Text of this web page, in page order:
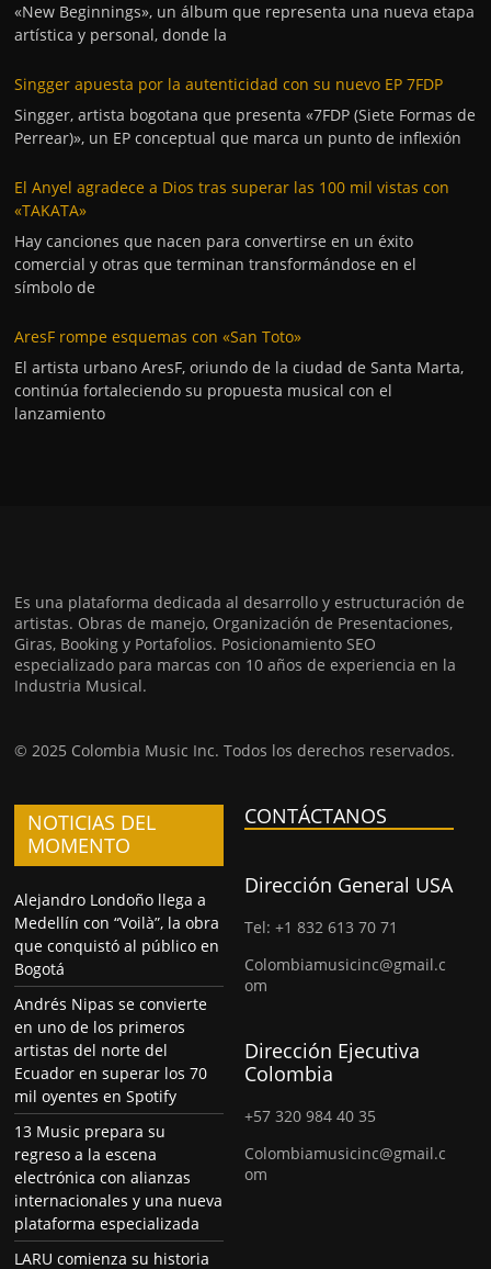
«New Beginnings», un álbum que representa una nueva etapa
artística y personal, donde la
Singger apuesta por la autenticidad con su nuevo EP 7FDP
Singger, artista bogotana que presenta «7FDP (Siete Formas de
Perrear)», un EP conceptual que marca un punto de inflexión
El Anyel agradece a Dios tras superar las 100 mil vistas con
«TAKATA»
Hay canciones que nacen para convertirse en un éxito
comercial y otras que terminan transformándose en el
símbolo de
AresF rompe esquemas con «San Toto»
El artista urbano AresF, oriundo de la ciudad de Santa Marta,
continúa fortaleciendo su propuesta musical con el
lanzamiento
Es una plataforma dedicada al desarrollo y estructuración de
artistas. Obras de manejo, Organización de Presentaciones,
Giras, Booking y Portafolios. Posicionamiento SEO
especializado para marcas con 10 años de experiencia en la
Industria Musical.
© 2025 Colombia Music Inc. Todos los derechos reservados.
NOTICIAS DEL
MOMENTO
Alejandro Londoño llega a
Medellín con “Voilà”, la obra
que conquistó al público en
Bogotá
Andrés Nipas se convierte
en uno de los primeros
artistas del norte del
Ecuador en superar los 70
mil oyentes en Spotify
13 Music prepara su
regreso a la escena
electrónica con alianzas
internacionales y una nueva
plataforma especializada
LARU comienza su historia
CONTÁCTANOS
Dirección General USA
Tel: +1 832 613 70 71
Colombiamusicinc@gmail.c
om
Dirección Ejecutiva
Colombia
+57 320 984 40 35
Colombiamusicinc@gmail.c
om